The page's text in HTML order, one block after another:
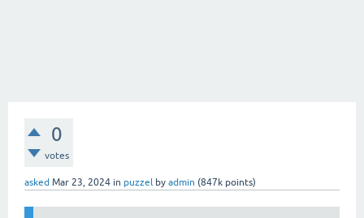
0
votes
asked Mar 23, 2024 in puzzel by admin (847k points)